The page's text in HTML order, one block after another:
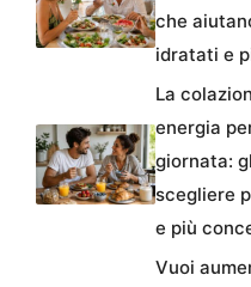
che
idratati e
La
energia
giornata:
scegliere
e più
Vuoi